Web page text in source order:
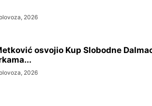
2026
osvojio Kup Slobodne
2026